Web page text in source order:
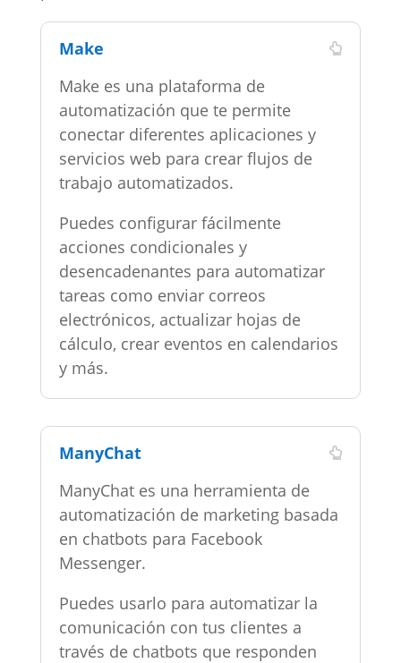
Make
Makees una plataforma de
automatización que te permite
conectar diferentes aplicaciones y
servicios web para crear flujos de
trabajo automatizados.
Puedes configurar fácilmente
acciones condicionales y
desencadenantes para automatizar
tareas como enviar correos
electrónicos, actualizar hojas de
cálculo, crear eventos en calendarios
y más.
ManyChat
ManyChates una herramienta de
automatización de marketing basada
en chatbots para Facebook
Messenger.
Puedes usarlo para automatizar la
comunicación con tus clientes a
través de chatbots que responden